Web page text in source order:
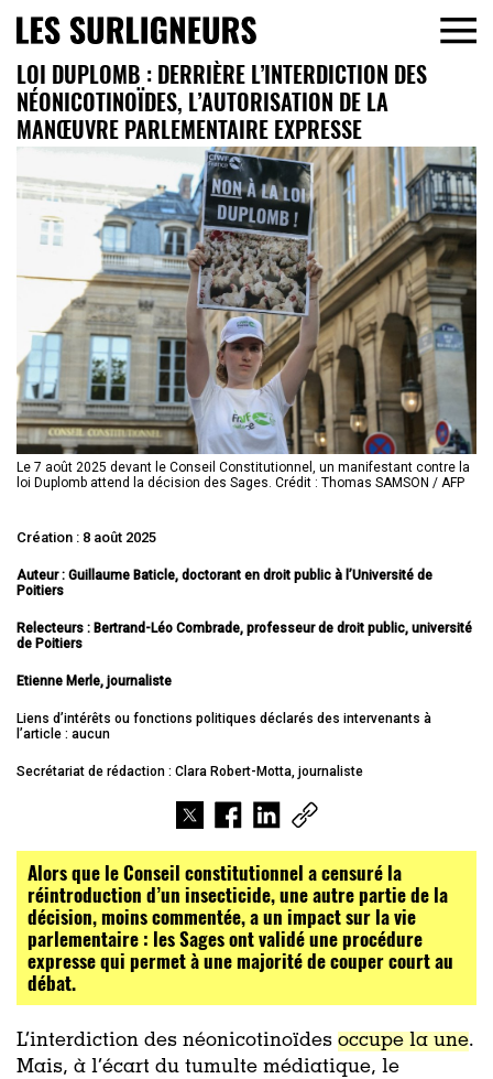
LOI DUPLOMB : DERRIÈRE L’INTERDICTION DES
NÉONICOTINOÏDES, L’AUTORISATION DE LA
MANŒUVRE PARLEMENTAIRE EXPRESSE
Le 7 août 2025 devant le Conseil Constitutionnel, un manifestant contre la
loi Duplomb attend la décision des Sages. Crédit : Thomas SAMSON / AFP
Création : 8 août 2025
Auteur : Guillaume Baticle, doctorant en droit public à l’Université de
Poitiers
Relecteurs : Bertrand-Léo Combrade, professeur de droit public, université
de Poitiers
Etienne Merle, journaliste
Liens d’intérêts ou fonctions politiques déclarés des intervenants à
l’article : aucun
Secrétariat de rédaction : Clara Robert-Motta, journaliste
Alors que le Conseil constitutionnel a censuré la
réintroduction d’un insecticide, une autre partie de la
décision, moins commentée, a un impact sur la vie
parlementaire : les Sages ont validé une procédure
expresse qui permet à une majorité de couper court au
débat.
L’interdiction des néonicotinoïdes occupe la une.
Mais, à l’écart du tumulte médiatique, le